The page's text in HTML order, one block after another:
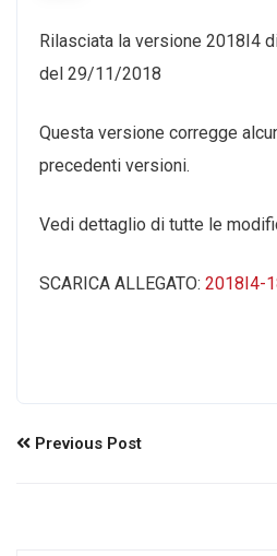
Rilasciata la versione 2018I4
del 29/11/2018
Questa versione corregge
precedenti versioni.
Vedi dettaglio di tutte le
SCARICA ALLEGATO: 2018I4-
Previous Post